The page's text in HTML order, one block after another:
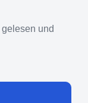
gelesen und